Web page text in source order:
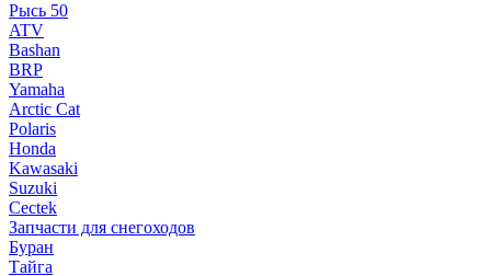
Рысь 50
ATV
Bashan
BRP
Yamaha
Arctic Cat
Polaris
Honda
Kawasaki
Suzuki
Cectek
Запчасти для снегоходов
Буран
Тайга